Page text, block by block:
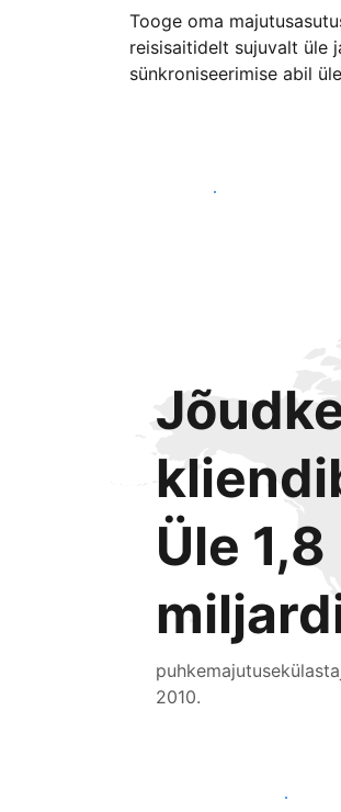
Tooge oma
reisisaitidelt sujuvalt üle
sünkroniseerimise abil
Alusta juba täna
Üle 1,8
2010.
Jõua juba täna uute